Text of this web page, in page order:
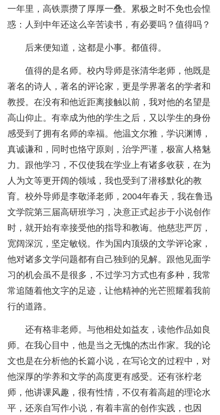
一年里，高铁票攒了厚厚一叠。累极之时不免也会惶
惑：人到中年还这么辛苦读书，有必要吗？值得吗？
后来便知道，这都是小事。都值得。
值得的是名师。校内导师是张清华老师，他既是
著名的诗人，著名的评论家，更是学界著名的学者和
教授。在没有和他近距离接触以前，我对他的名望是
高山仰止。有幸成为他的学生之后，又以学生的身份
感受到了拥有名师的幸福。他温文尔雅，学识渊博，
真诚谦和，同时也恪守原则，治学严谨，极富人格魅
力。跟他学习，不仅使我在学业上有诸多收获，在为
人为文等更开阔的领域，我也受到了潜移默化的教
育。校外导师是李敬泽老师，2004年春天，我在鲁迅
文学院第三届高研班学习，决意正式起步于小说创作
时，就开始有幸接受他的指导和教诲。他慈悲严厉，
宽阔深沉，坚定敏锐。作为国内顶级的文学评论家，
他对诸多文学问题都有自己独到的见解。跟他见面学
习的机会虽不是很多，不过学习方式也有多种，我常
常追随着他文字的足迹，让他精神的光芒照耀着我前
行的道路。
还有格非老师。与他相处如益友，读他作品如良
师。在我心目中，他是当之无愧的杰出作家。我的论
文也是在分析他的长篇小说，在写论文的过程中，对
他深厚的学养和文学的高度更有感受。还有张柠老
师，他讲课风趣，很有性情，不仅有着高超的理论水
平，还亲自写作小说，有着丰富的创作实践，也因